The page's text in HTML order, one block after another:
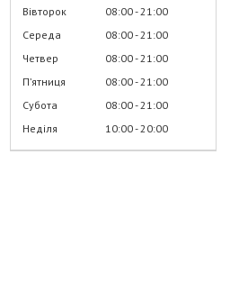
Вівторок
08:00 21:00
Середа
08:00 21:00
Четвер
08:00 21:00
Пʼятниця
08:00 21:00
Субота
08:00 21:00
Неділя
10:00 20:00